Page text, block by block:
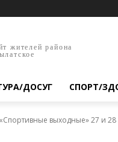
жителей района
ДОСУГ СПОРТ/
«Спортивные выходные» 27 и 28